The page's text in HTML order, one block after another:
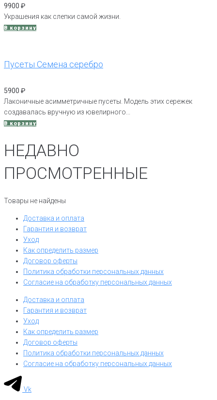
9900 ₽
Украшения как слепки самой жизни.
В корзину
Пусеты Семена серебро
5900 ₽
Лаконичные асимметричные пусеты. Модель этих сережек
создавалась вручную из ювелирного...
В корзину
НЕДАВНО
ПРОСМОТРЕННЫЕ
Товары не найдены
Доставка и оплата
Гарантия и возврат
Уход
Как определить размер
Договор оферты
Политика обработки персональных данных
Согласие на обработку персональных данных
Доставка и оплата
Гарантия и возврат
Уход
Как определить размер
Договор оферты
Политика обработки персональных данных
Согласие на обработку персональных данных
Vk